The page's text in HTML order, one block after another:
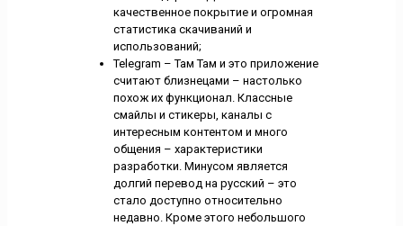
качественное покрытие и огромная
статистика скачиваний и
использований;
Telegram – Там Там и это приложение
считают близнецами – настолько
похож их функционал. Классные
смайлы и стикеры, каналы с
интересным контентом и много
общения – характеристики
разработки. Минусом является
долгий перевод на русский – это
стало доступно относительно
недавно. Кроме этого небольшого